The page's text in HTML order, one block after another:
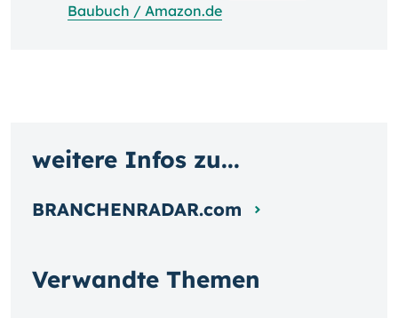
Baubuch / Amazon.de
Verwandte Themen
weitere Infos zu...
BRANCHENRADAR.com